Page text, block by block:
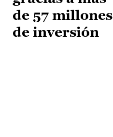
de 57 millones
de inversión